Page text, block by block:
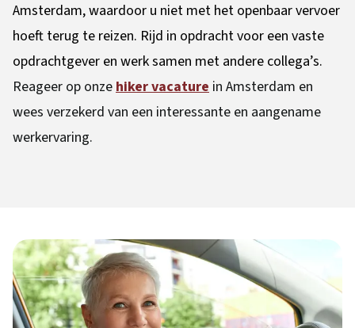
Amsterdam, waardoor u niet met het openbaar vervoer
hoeft terug te reizen. Rijd in opdracht voor een vaste
opdrachtgever en werk samen met andere collega’s.
Reageer op onzehiker vacature in Amsterdam en
wees verzekerd van een interessante en aangename
werkervaring.